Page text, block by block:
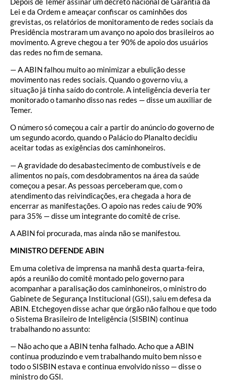
Lei e da Ordem e ameaçar confiscar os caminhões dos
grevistas, os relatórios de monitoramento de redes sociais da
Presidência mostraram um avanço no apoio dos brasileiros ao
movimento. A greve chegou a ter 90% de apoio dos usuários
das redes no fim de semana.
— A ABIN falhou muito ao minimizar a ebulição desse
movimento nas redes sociais. Quando o governo viu, a
situação já tinha saído do controle. A inteligência deveria ter
monitorado o tamanho disso nas redes — disse um auxiliar de
Temer.
O número só começou a cair a partir do anúncio do governo de
um segundo acordo, quando o Palácio do Planalto decidiu
aceitar todas as exigências dos caminhoneiros.
— A gravidade do desabastecimento de combustíveis e de
alimentos no país, com desdobramentos na área da saúde
começou a pesar. As pessoas perceberam que, com o
atendimento das reivindicações, era chegada a hora de
encerrar as manifestações. O apoio nas redes caiu de 90%
para 35% — disse um integrante do comitê de crise.
A ABIN foi procurada, mas ainda não se manifestou.
MINISTRO DEFENDE ABIN
Em uma coletiva de imprensa na manhã desta quarta-feira,
após a reunião do comitê montado pelo governo para
acompanhar a paralisação dos caminhoneiros, o ministro do
Gabinete de Segurança Institucional (GSI), saiu em defesa da
ABIN. Etchegoyen disse achar que órgão não falhou e que todo
o Sistema Brasileiro de Inteligência (SISBIN) continua
trabalhando no assunto:
— Não acho que a ABIN tenha falhado. Acho que a ABIN
continua produzindo e vem trabalhando muito bem nisso e
todo o SISBIN estava e continua envolvido nisso — disse o
ministro do GSI.